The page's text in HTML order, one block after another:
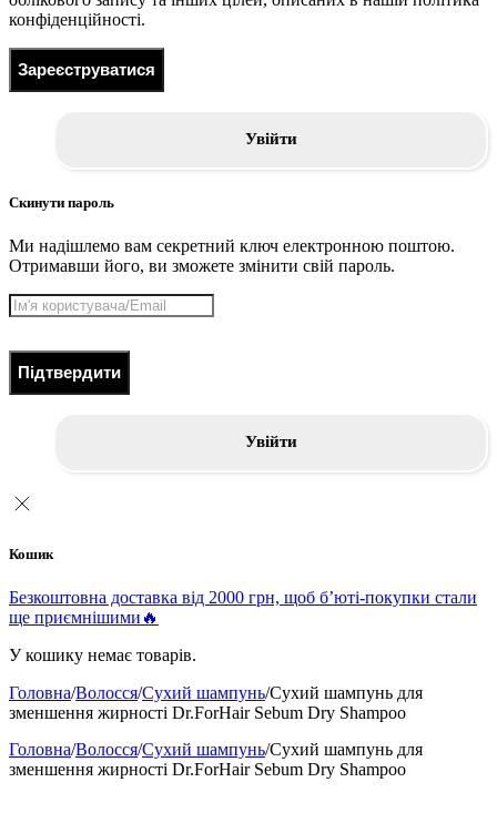
конфіденційності.
Зареєструватися
Увійти
Скинути пароль
Ми надішлемо вам секретний ключ електронною поштою.
Отримавши його, ви зможете змінити свій пароль.
Підтвердити
Увійти
Кошик
Безкоштовна доставка від 2000 грн, щоб б’юті-покупки стали
ще приємнішими🔥
У кошику немає товарів.
Головна/Волосся/Сухий шампунь/Сухий шампунь для
зменшення жирності Dr.ForHair Sebum Dry Shampoo
Головна/Волосся/Сухий шампунь/Сухий шампунь для
зменшення жирності Dr.ForHair Sebum Dry Shampoo